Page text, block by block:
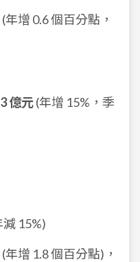
(年增 0.6 個百分點，
億元(年增 15%，季
減 15%)
(年增 1.8 個百分點)，